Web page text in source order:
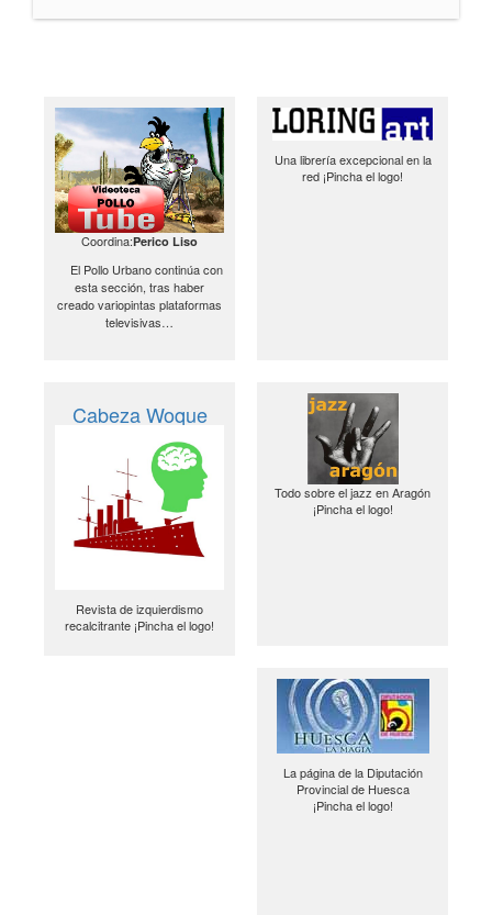
Coordina:Perico Liso
El Pollo Urbano continúa con
esta sección, tras haber
creado variopintas plataformas
televisivas…
Una librería excepcional en la
red ¡Pincha el logo!
Cabeza Woque
Revista de izquierdismo
recalcitrante ¡Pincha el logo!
Todo sobre el jazz en Aragón
¡Pincha el logo!
La página de la Diputación
Provincial de Huesca
¡Pincha el logo!